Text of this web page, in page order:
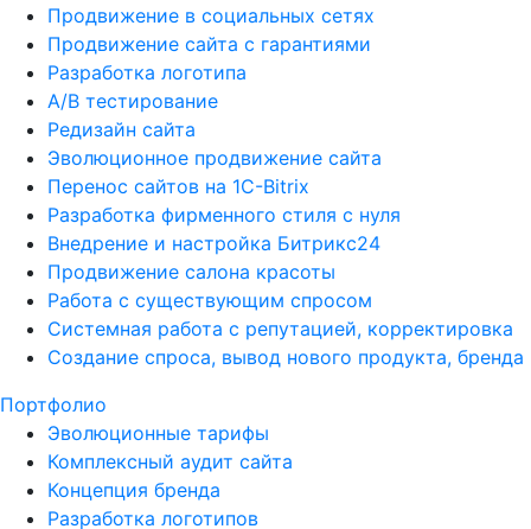
Продвижение в социальных сетях
Продвижение сайта с гарантиями
Разработка логотипа
A/B тестирование
Редизайн сайта
Эволюционное продвижение сайта
Перенос сайтов на 1С-Bitrix
Разработка фирменного стиля с нуля
Внедрение и настройка Битрикс24
Продвижение салона красоты
Работа с существующим спросом
Системная работа с репутацией, корректировка
Создание спроса, вывод нового продукта, бренда
Портфолио
Эволюционные тарифы
Комплексный аудит сайта
Концепция бренда
Разработка логотипов